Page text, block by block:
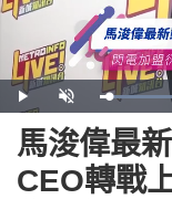
Play Unmute
馬浚偉最
CEO轉戰